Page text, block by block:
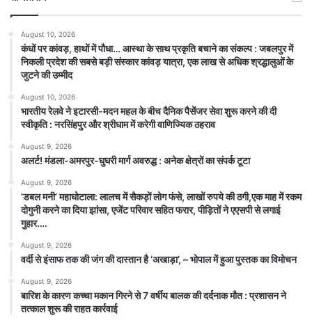
August 10, 2026
कंधों पर कांवड़, हाथों में पौधा… आस्था के साथ प्रकृति बचाने का संकल्प : जबलपुर में
निकली प्रदेश की सबसे बड़ी संस्कार कांवड़ यात्रा, एक लाख से अधिक श्रद्धालुओं के
जुटने की उम्मीद
August 10, 2026
भारतीय रेलवे ने इटारसी-मदन महल के बीच दैनिक पैसेंजर सेवा शुरू करने की दी
स्वीकृति : नरसिंहपुर और श्रीधाम में करेगी वाणिज्यिक ठहराव
August 9, 2026
अलर्ट! मंडला-अमरपुर-घुघरी मार्ग अवरुद्ध : अनेक क्षेत्रों का संपर्क टूटा
August 9, 2026
​’डबल मनी’ महाघोटाला: लालच में सैकड़ों लोग फंसे, लाखों रुपये की ठगी,एक माह में रकम
दोगुनी करने का दिया झांसा, एजेंट परिवार सहित फरार, पीड़ितों ने एएसपी से लगाई
गुहार….
August 9, 2026
वर्दी से इंसाफ तक की जंग की दास्तान है ‘अखाड़ा’, – भोपाल में हुआ पुस्तक का विमोचन
August 9, 2026
बारिश के कारण कच्चा मकान गिरने से 7 वर्षीय बालक की दर्दनाक मौत : प्रशासन ने
तत्काल शुरू की राहत कार्रवाई